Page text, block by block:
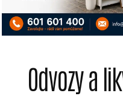
Odvozy a